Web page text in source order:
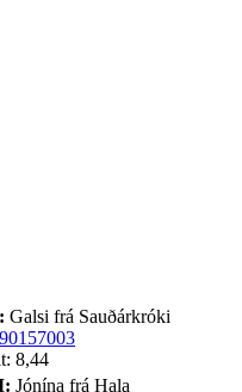
Galsi frá Sauðárkróki
8,44
Jónína frá Hala